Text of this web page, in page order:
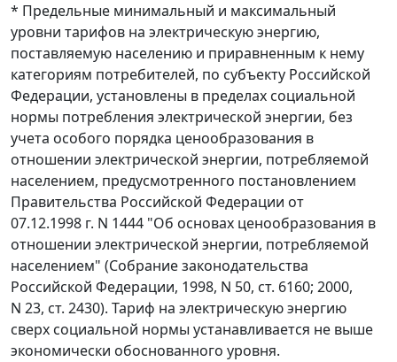
* Предельные минимальный и максимальный
уровни тарифов на электрическую энергию,
поставляемую населению и приравненным к нему
категориям потребителей, по субъекту Российской
Федерации, установлены в пределах социальной
нормы потребления электрической энергии, без
учета особого порядка ценообразования в
отношении электрической энергии, потребляемой
населением, предусмотренного постановлением
Правительства Российской Федерации от
07.12.1998 г. N 1444 "Об основах ценообразования в
отношении электрической энергии, потребляемой
населением" (Собрание законодательства
Российской Федерации, 1998, N 50, ст. 6160; 2000,
N 23, ст. 2430). Тариф на электрическую энергию
сверх социальной нормы устанавливается не выше
экономически обоснованного уровня.